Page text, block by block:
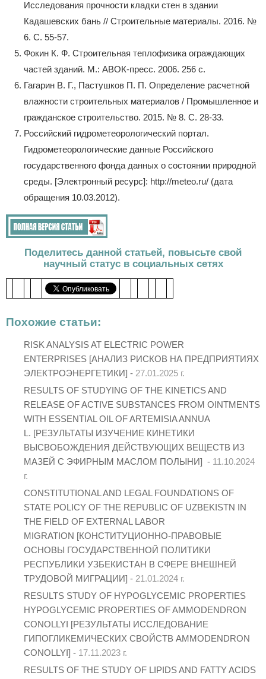
Исследования прочности кладки стен в здании
Кадашевских бань // Строительные материалы. 2016. №
6. С. 55-57.
Фокин К. Ф. Строительная теплофизика ограждающих
частей зданий. М.: АВОК-пресс. 2006. 256 с.
Гагарин В. Г., Пастушков П. П. Определение расчетной
влажности строительных материалов / Промышленное и
гражданское строительство. 2015. № 8. С. 28-33.
Российский гидрометеорологический портал.
Гидрометеорологические данные Российского
государственного фонда данных о состоянии природной
среды. [Электронный ресурс]: http://meteo.ru/ (дата
обращения 10.03.2012).
Поделитесь данной статьей, повысьте свой
научный статус в социальных сетях
Похожие статьи:
RISK ANALYSIS AT ELECTRIC POWER
ENTERPRISES [АНАЛИЗ РИСКОВ НА ПРЕДПРИЯТИЯХ
ЭЛЕКТРОЭНЕРГЕТИКИ] - 27.01.2025 г.
RESULTS OF STUDYING OF THE KINETICS AND
RELEASE OF ACTIVE SUBSTANCES FROM OINTMENTS
WITH ESSENTIAL OIL OF ARTEMISIA ANNUA
L. [РЕЗУЛЬТАТЫ ИЗУЧЕНИЕ КИНЕТИКИ
ВЫСВОБОЖДЕНИЯ ДЕЙСТВУЮЩИХ ВЕЩЕСТВ ИЗ
МАЗЕЙ С ЭФИРНЫМ МАСЛОМ ПОЛЫНИ] - 11.10.2024
г.
CONSTITUTIONAL AND LEGAL FOUNDATIONS OF
STATE POLICY OF THE REPUBLIC OF UZBEKISTN IN
THE FIELD OF EXTERNAL LABOR
MIGRATION [КОНСТИТУЦИОННО-ПРАВОВЫЕ
ОСНОВЫ ГОСУДАРСТВЕННОЙ ПОЛИТИКИ
РЕСПУБЛИКИ УЗБЕКИСТАН В СФЕРЕ ВНЕШНЕЙ
ТРУДОВОЙ МИГРАЦИИ] - 21.01.2024 г.
RESULTS STUDY OF HYPOGLYCEMIC PROPERTIES
HYPOGLYCEMIC PROPERTIES OF AMMODENDRON
CONOLLYI [РЕЗУЛЬТАТЫ ИССЛЕДОВАНИЕ
ГИПОГЛИКЕМИЧЕСКИХ СВОЙСТВ AMMODENDRON
CONOLLYI] - 17.11.2023 г.
RESULTS OF THE STUDY OF LIPIDS AND FATTY ACIDS